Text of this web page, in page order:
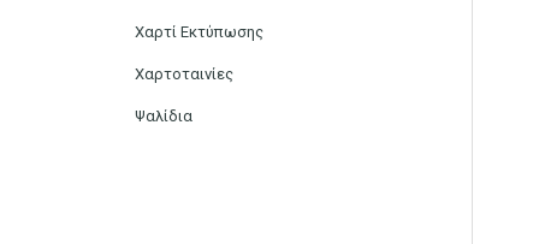
Χαρτί Εκτύπωσης
Χαρτοταινίες
Ψαλίδια